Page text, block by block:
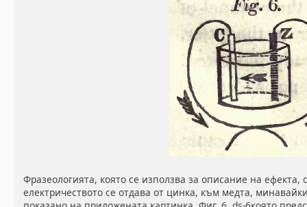
Фразеологията, която се използва за описание на ефекта,
електричеството се отдава от цинка, към медта,